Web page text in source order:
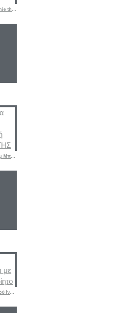
Boho ΒΑΠΤΙΣΤΙΚΟ σετ για αγόρι Winnie the Pooh / Γουίνι το αρκουδάκι / Προσωποποιημένο
Boho Βαπτιστικό Σετ για αγόρι “Μπαμ Μπαμ Flintstones" με βαλίτσα / ή ΘΕΜΑ δικής σας ΕΠΙΛΟΓΗΣ
Boho Βαπτιστικό Σετ Κοριτσιού Αλεπού Ινδιάνα με Βαλίτσα Τρόλεϊ | Χειροποίητο